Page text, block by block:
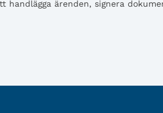
handlägga ärenden, signera